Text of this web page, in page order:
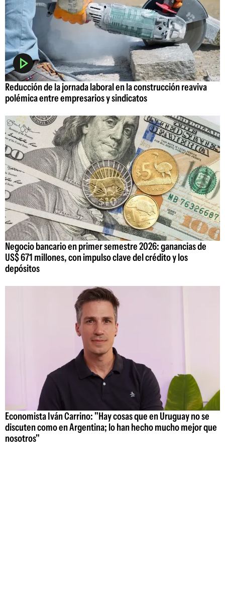
Reducción de la jornada laboral en la construcción reaviva
polémica entre empresarios y sindicatos
Negocio bancario en primer semestre 2026: ganancias de
US$ 671 millones, con impulso clave del crédito y los
depósitos
Economista Iván Carrino: "Hay cosas que en Uruguay no se
discuten como en Argentina; lo han hecho mucho mejor que
nosotros"